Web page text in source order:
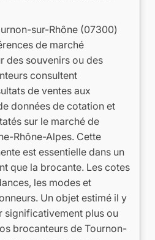
sur-Rhône (07300)
de marché
des souvenirs ou des
consultent
de ventes aux
données de cotation et
sur le marché de
Rhône-Alpes. Cette
est essentielle dans un
que la brocante. Les cotes
les modes et
Un objet estimé il y
significativement plus ou
brocanteurs de Tournon-